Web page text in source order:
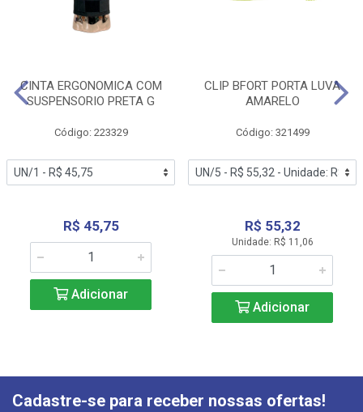
CINTA ERGONOMICA COM
SUSPENSORIO PRETA G
Código: 223329
R$ 45,75
Adicionar
CLIP BFORT PORTA LUVA
AMARELO
Código: 321499
R$ 55,32
Unidade: R$ 11,06
Adicionar
Cadastre-se para receber nossas ofertas!